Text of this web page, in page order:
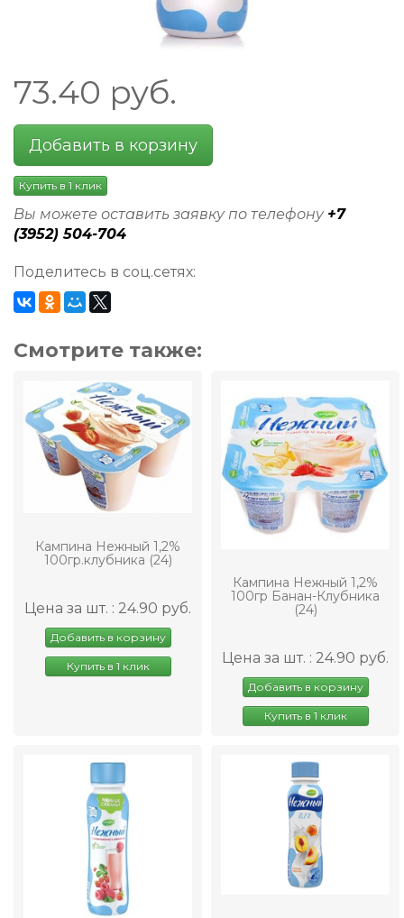
73.40 руб.
Добавить в корзину
Купить в 1 клик
Вы можете оставить заявку по телефону +7
(3952) 504-704
Поделитесь в соц.сетях:
Смотрите также:
Кампина Нежный 1,2%
100гр.клубника (24)
Цена за шт. : 24.90 руб.
Добавить в корзину
Купить в 1 клик
Кампина Нежный 1,2%
100гр Банан-Клубника
(24)
Цена за шт. : 24.90 руб.
Добавить в корзину
Купить в 1 клик